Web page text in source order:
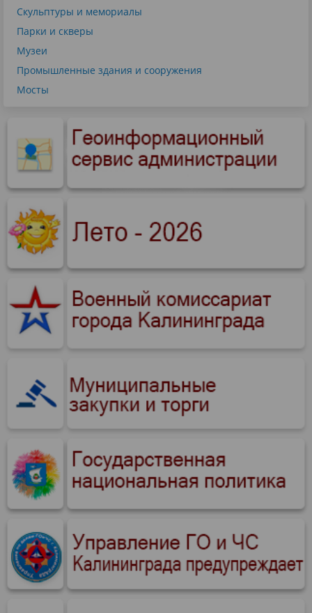
Скульптуры и мемориалы
Парки и скверы
Музеи
Промышленные здания и сооружения
Мосты